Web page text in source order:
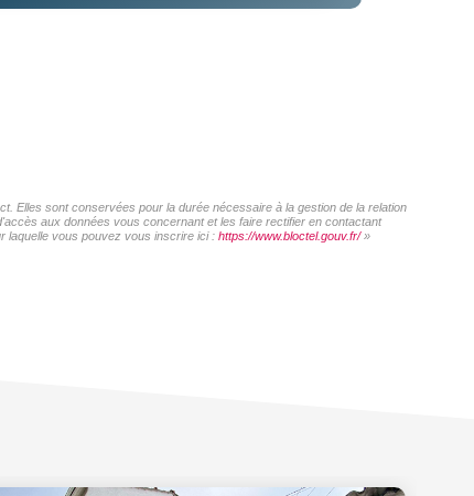
Elles sont conservées pour la durée nécessaire à la gestion de la relation
aux données vous concernant et les faire rectifier en contactant
laquelle vous pouvez vous inscrire ici : https://www.bloctel.gouv.fr/»